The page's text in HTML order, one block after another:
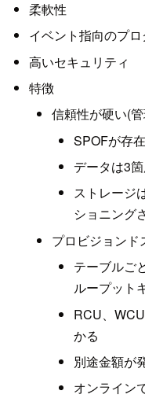
柔軟性
イベント指向のプ
高いセキュリティ
特徴
信頼性が硬い(
SPOFが存
データは3
ストレージ
ショニング
プロビジョンド
テーブルご
ループット
RCU、
かる
別途金額が
オンライン